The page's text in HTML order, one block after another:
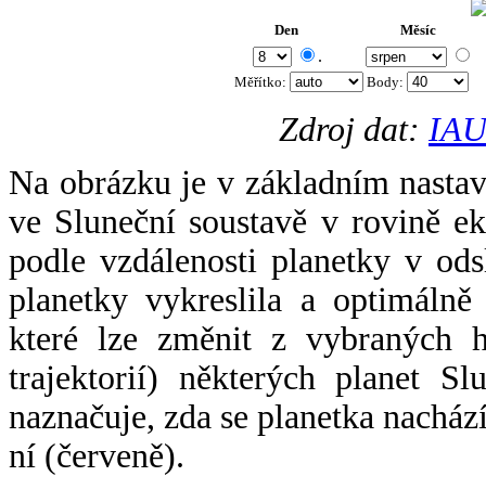
Den Měsíc
.
Měřítko: Body:
Zdroj dat:
Na obrázku je v základním
ve Sluneční soustavě v rovině
podle vzdálenosti planetky v
planetky vykreslila a
které lze změnit z vybraných
trajektorií) některých planet
naznačuje, zda se planetka
ní (červeně).